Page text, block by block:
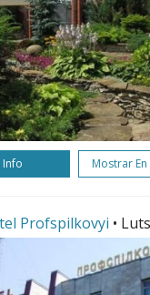
Info Mostrar
Profspilkovyi •